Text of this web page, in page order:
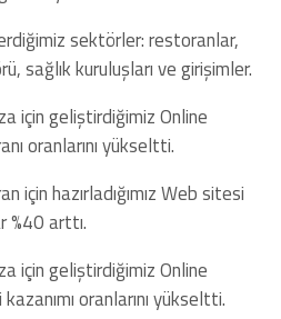
sektörler: restoranlar,
sağlık kuruluşları ve girişimler.
için geliştirdiğimiz Online
oranlarını yükseltti.
için hazırladığımız Web sitesi
%40 arttı.
için geliştirdiğimiz Online
oranlarını yükseltti.